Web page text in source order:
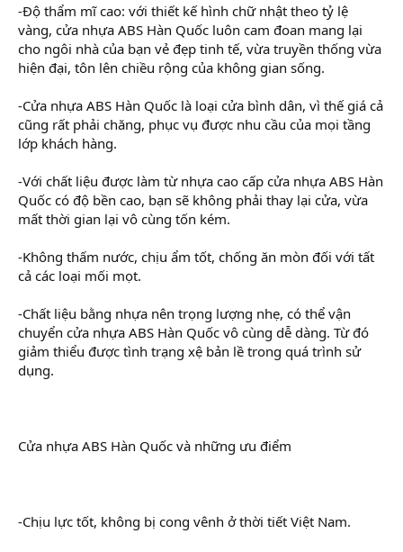
-Độ thẩm mĩ cao: với thiết kế hình chữ nhật theo tỷ lệ
vàng, cửa nhựa ABS Hàn Quốc luôn cam đoan mang lại
cho ngôi nhà của bạn vẻ đẹp tinh tế, vừa truyền thống vừa
hiện đại, tôn lên chiều rộng của không gian sống.
-Cửa nhựa ABS Hàn Quốc là loại cửa bình dân, vì thế giá cả
cũng rất phải chăng, phục vụ được nhu cầu của mọi tầng
lớp khách hàng.
-Với chất liệu được làm từ nhựa cao cấp cửa nhựa ABS Hàn
Quốc có độ bền cao, bạn sẽ không phải thay lại cửa, vừa
mất thời gian lại vô cùng tốn kém.
-Không thấm nước, chịu ẩm tốt, chống ăn mòn đối với tất
cả các loại mối mọt.
-Chất liệu bằng nhựa nên trọng lượng nhẹ, có thể vận
chuyển cửa nhựa ABS Hàn Quốc vô cùng dễ dàng. Từ đó
giảm thiểu được tình trạng xệ bản lề trong quá trình sử
dụng.
Cửa nhựa ABS Hàn Quốc và những ưu điểm
-Chịu lực tốt, không bị cong vênh ở thời tiết Việt Nam.